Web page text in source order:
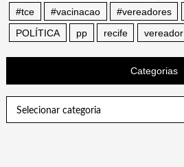
#tce
#vacinacao #vereadores
POLÍTICA
pp recife vereador
Categorias